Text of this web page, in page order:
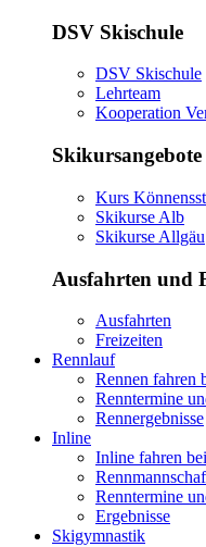
DSV Skischule
DSV Skischule
Lehrteam
Kooperation
Skikursangebote
Kurs
Skikurse Alb
Skikurse Allgäu
Ausfahrten und
Ausfahrten
Freizeiten
Rennlauf
Rennen fahren
Renntermine
Rennergebnisse
Inline
Inline fahren
Renntermine
Ergebnisse
Skigymnastik